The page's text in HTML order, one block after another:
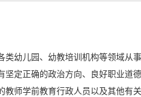
类幼儿园、幼教培训机构等领域从
坚定正确的政治方向、良好职业道
教师学前教育行政人员以及其他有